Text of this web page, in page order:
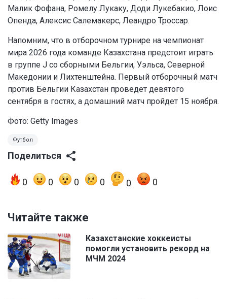
Малик Фофана, Ромелу Лукаку, Доди Лукебакио, Лоис
Опенда, Алексис Салемакерс, Леандро Троссар.
Напомним, что в отборочном турнире на чемпионат
мира 2026 года команде Казахстана предстоит играть
в группе J со сборными Бельгии, Уэльса, Северной
Македонии и Лихтенштейна. Первый отборочный матч
против Бельгии Казахстан проведет девятого
сентября в гостях, а домашний матч пройдет 15 ноября.
Фото: Getty Images
Футбол
Поделиться
0 0 0 0 0 0
Читайте также
Казахстанские хоккеисты
помогли установить рекорд на
МЧМ 2024